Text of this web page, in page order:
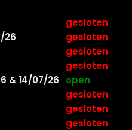
gesloten
26
gesloten
gesloten
gesloten
& 14/07/26
open
gesloten
gesloten
gesloten